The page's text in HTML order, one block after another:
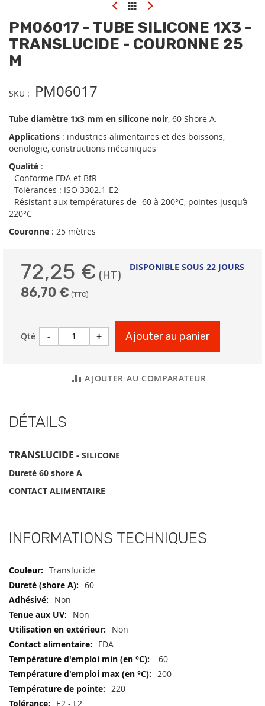
PM06017 - TUBE SILICONE 1X3 -
TRANSLUCIDE - COURONNE 25
M
SKU PM06017
Tube diamètre 1x3 mm en silicone noir, 60 Shore A.
Applications : industries alimentaires et des boissons,
oenologie, constructions mécaniques
Qualité :
- Conforme FDA et BfR
- Tolérances : ISO 3302.1-E2
- Résistant aux températures de -60 à 200°C, pointes jusqu’à
220°C
Couronne : 25 mètres
DISPONIBLE SOUS 22 JOURS
86,70 €
72,25 €
Qté - + Ajouter au panier
AJOUTER AU COMPARATEUR
the
beginning
of
the
DÉTAILS
TRANSLUCIDE - SILICONE
Dureté 60 shore A
CONTACT ALIMENTAIRE
INFORMATIONS TECHNIQUES
Informations
techniques
Translucide
60
Non
Non
Non
FDA
-60
200
220
E2 - L2